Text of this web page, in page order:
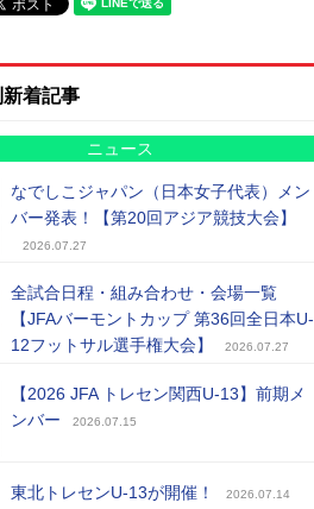
着記事
ニュース
なでしこジャパン（日本女子代表）メン
バー発表！【第20回アジア競技大会】
2026.07.27
全試合日程・組み合わせ・会場一覧
【JFAバーモントカップ 第36回全日本U-
12フットサル選手権大会】
2026.07.27
【2026 JFA トレセン関西U-13】前期メ
ンバー
2026.07.15
東北トレセンU-13が開催！ 2026.07.14